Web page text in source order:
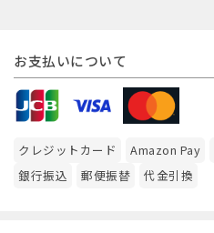
お支払いについて
クレジットカード Amazon Pay
銀行振込
郵便振替 代金引換